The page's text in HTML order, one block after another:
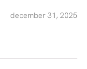
december 31, 2025